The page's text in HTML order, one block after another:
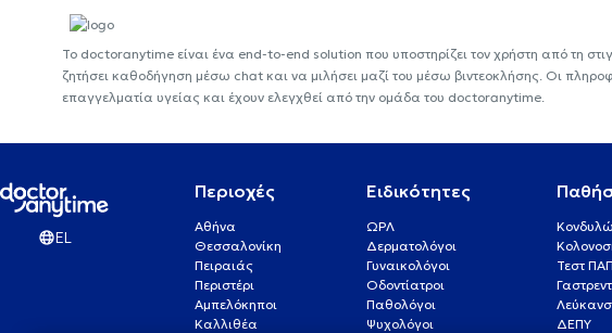
Το doctoranytime είναι ένα end-to-end solution που υποστηρίζει τον χρήστη από τη
ζητήσει καθοδήγηση μέσω chat και να μιλήσει μαζί του μέσω βιντεοκλήσης. Οι
επαγγελματία υγείας και έχουν ελεγχθεί από την ομάδα του doctoranytime.
EL
Περιοχές
Αθήνα
Θεσσαλονίκη
Πειραιάς
Περιστέρι
Αμπελόκηποι
Καλλιθέα
Ειδικότητες
ΩΡΛ
Δερματολόγοι
Γυναικολόγοι
Οδοντίατροι
Παθολόγοι
Ψυχολόγοι
Τεστ ΠΑΠ
ΔΕΠΥ